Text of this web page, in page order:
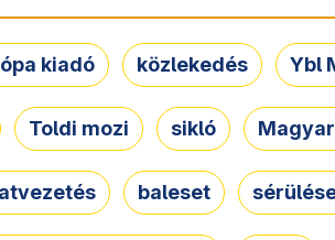
kiadó közlekedés Ybl
Toldi mozi sikló
baleset